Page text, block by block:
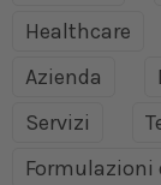
Healthcare
Azienda
Servizi
Formulazioni